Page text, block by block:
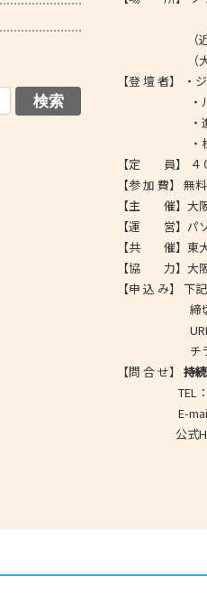
東大阪市
（近鉄けい
（大阪
【登 壇 者】
・ル・ク
・進栄化
・株式会
【定 員】 ４
【参 加 費】 無料
【主 催】大阪
【運 営】パ
【共 催】東大
【協 力】大阪
【申 込 み】 下
締切：令和
URL
チラシ
【問 合 せ】持
TEL：０６
E-mail :
公式HP：